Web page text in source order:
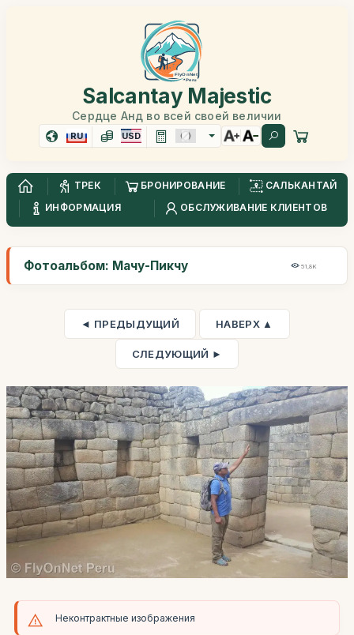
Salcantay Majestic
Сердце Анд во всей своей величии
RU USD
ТРЕК БРОНИРОВАНИЕ
САЛЬКАНТАЙ
ИНФОРМАЦИЯ
ОБСЛУЖИВАНИЕ КЛИЕНТОВ
Фотоальбом: Мачу-Пикчу 51,8K
◄ ПРЕДЫДУЩИЙ НАВЕРХ ▲
СЛЕДУЮЩИЙ ►
Неконтрактные изображения